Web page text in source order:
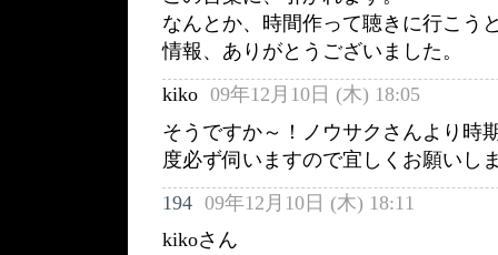
なんとか、時間作って聴きに行こう
情報、ありがとうございました。
kiko 09年12月10日 (木) 18:05
そうですか～！ノウサクさんより時
度必ず伺いますので宜しくお願いし
194 09年12月10日 (木) 18:11
kikoさん